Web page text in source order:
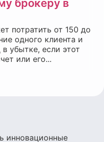
брокеру в
потратить от 150 до
одного клиента и
убытке, если этот
или его...
инновационные